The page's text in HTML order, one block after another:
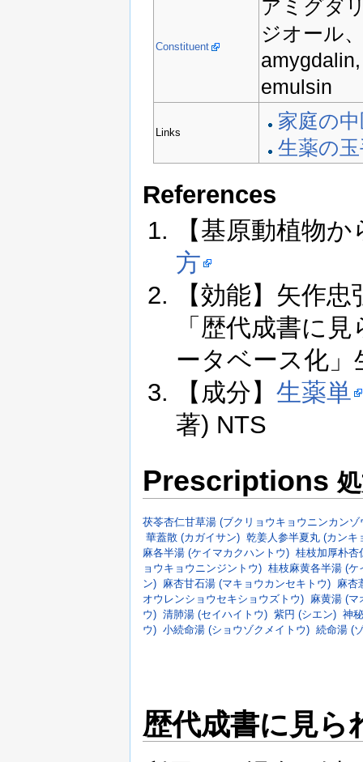
Constituent
アミグダ
ジオール
emulsin
Links
家庭の
生薬の
References
【基原動植物
方
【効能】矢作
「歴代成書に
ータベース化」
【成分】 生薬単
著) NTS
Prescriptions
茯苓杏仁甘草湯 (ブクリョウキョウニンカンゾ
華蓋散 (カガイサン) 乾姜人参半夏丸 (カン
麻各半湯 (ケイマカクハントウ) 桂枝加厚朴杏
ョウキョウニンジントウ) 桂枝麻黄各半湯 (ケ
ン) 麻杏甘石湯 (マキョウカンセキトウ) 麻杏
オウレンショウセキショウズトウ) 麻黄湯 (マ
ウ) 清肺湯 (セイハイトウ) 紫円 (シエン) 神
ウ) 小続命湯 (ショウゾクメイトウ) 続命湯 (
歴代成書に見ら